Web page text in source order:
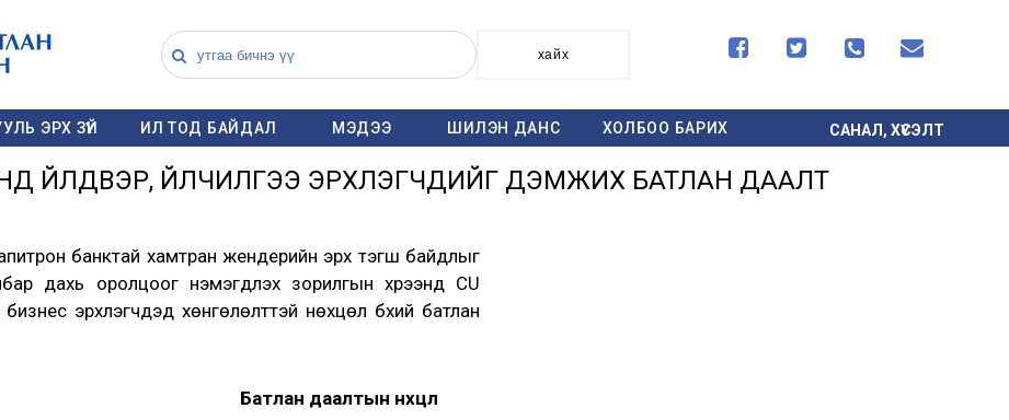
хайх    
ЭРХ ЗҮЙ ИЛ ТОД БАЙДАЛ МЭДЭЭ ШИЛЭН ДАНС ХОЛБОО БАРИХ САНАЛ, ХҮСЭЛТ
ҮЙЛДВЭР, ҮЙЛЧИЛГЭЭ ЭРХЛЭГЧДИЙГ ДЭМЖИХ БАТЛАН ДААЛТ
банктай хамтран жендерийн эрх тэгш байдлыг
дахь оролцоог нэмэгдүүлэх зорилгын хүрээнд CU
эрхлэгчдэд хөнгөлөлттэй нөхцөл бүхий батлан
Батлан даалтын нөхцөл